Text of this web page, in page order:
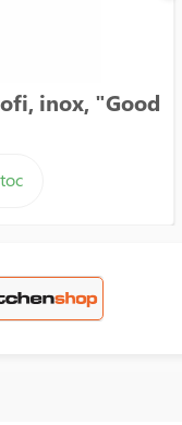
inox, "Good